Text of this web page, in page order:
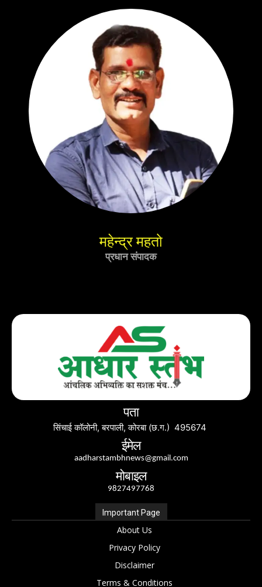
महेन्द्र महतो
प्रधान संपादक
पता
सिंचाई कॉलोनी, बरपाली, कोरबा (छ.ग.) 495674
ईमेल
aadharstambhnews@gmail.com
मोबाइल
9827497768
Important Page
About Us
Privacy Policy
Disclaimer
Terms & Conditions